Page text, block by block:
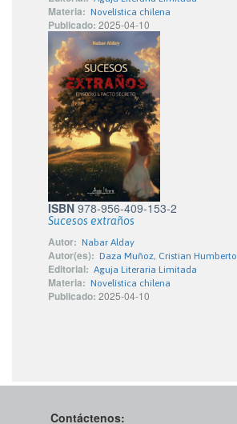
Materia: Novelística chilena
Publicado: 2025-04-10
ISBN 978-956-409-153-2
Sucesos extraños
Autor: Nabar Alday
Autor(es): Daza Muñoz, Cristian Humberto
Editorial: Aguja Literaria Limitada
Materia: Novelística chilena
Publicado: 2025-04-10
Contáctenos: